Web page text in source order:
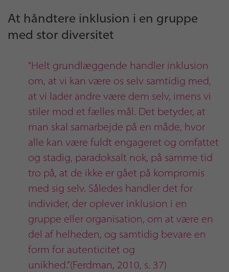
At håndtere inklusion i en gruppe
med stor diversitet
“Helt grundlæggende handler inklusion
om, at vi kan være os selv samtidig med,
at vi lader andre være dem selv, imens vi
stiler mod et fælles mål. Det betyder, at
man skal samarbejde på en måde, hvor
alle kan være fuldt engageret og omfattet
og stadig, paradoksalt nok, på samme tid
tro på, at de ikke er gået på kompromis
med sig selv. Således handler det for
individer, der oplever inklusion i en
gruppe eller organisation, om at være en
del af helheden, og samtidig bevare en
form for autenticitet og
unikhed.”(Ferdman, 2010, s. 37)